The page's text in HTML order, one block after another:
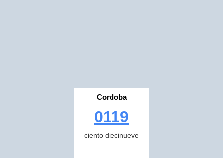
Cordoba
0119
ciento diecinueve